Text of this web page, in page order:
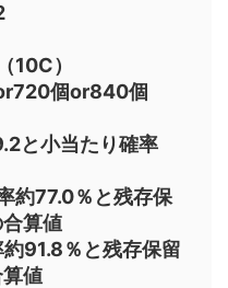
10C）
個or840個
と小当たり確率
約77.0％と残存保
算値
91.8％と残存保留
値